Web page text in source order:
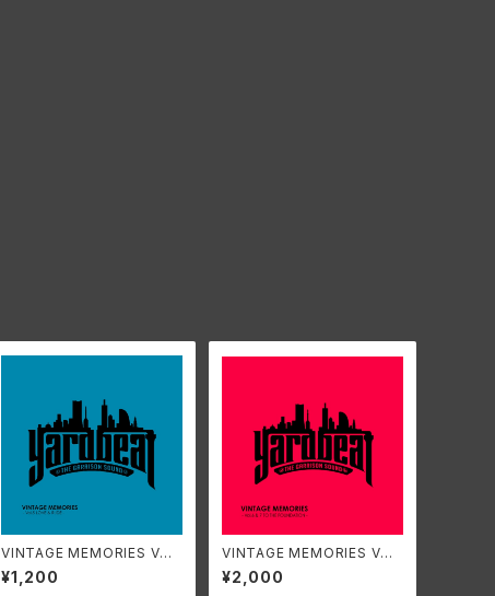
VINTAGE MEMORIES VO
L.5 ~LOVE & RUDE~
¥1,200
VINTAGE MEMORIES VO
L.6 & 7 ~TO THE FOUND
ATION~（2枚組CD）
¥2,000